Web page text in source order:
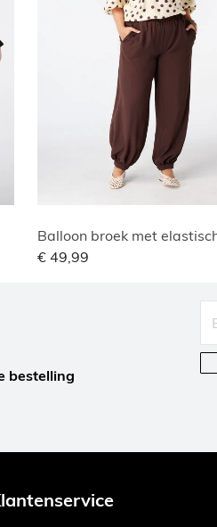
€ 49,99
bestelling